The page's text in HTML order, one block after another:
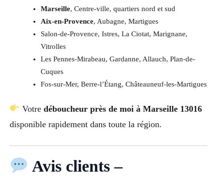
Marseille, Centre-ville, quartiers nord et sud
Aix-en-Provence, Aubagne, Martigues
Salon-de-Provence, Istres, La Ciotat, Marignane,
Vitrolles
Les Pennes-Mirabeau, Gardanne, Allauch, Plan-de-
Cuques
Fos-sur-Mer, Berre-l’Étang, Châteauneuf-les-Martigues
Votre déboucheur près de moi à Marseille 13016
disponible rapidement dans toute la région.
Avis clients –